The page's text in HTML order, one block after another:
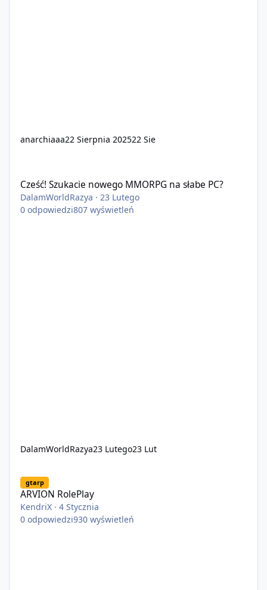
anarchiaaa22 Sierpnia 202522 Sie
Cześć! Szukacie nowego MMORPG na słabe PC?
DalamWorldRazya ·23 Lutego
0 odpowiedzi807 wyświetleń
DalamWorldRazya23 Lutego23 Lut
gtarp
ARVION RolePlay
KendriX ·4 Stycznia
0 odpowiedzi930 wyświetleń